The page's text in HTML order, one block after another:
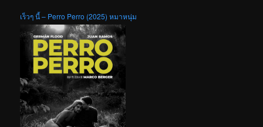
เร็วๆ นี้ – Perro Perro (2025) หมาหนุ่ม